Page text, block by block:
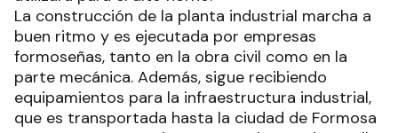
La construcción de la planta industrial marcha a
buen ritmo y es ejecutada por empresas
formoseñas, tanto en la obra civil como en la
parte mecánica. Además, sigue recibiendo
equipamientos para la infraestructura industrial,
que es transportada hasta la ciudad de Formosa